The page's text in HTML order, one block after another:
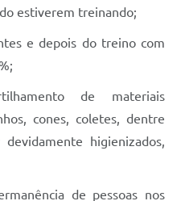
estiverem treinando;
e depois do treino com
de materiais
cones, coletes, dentre
higienizados,
de pessoas nos